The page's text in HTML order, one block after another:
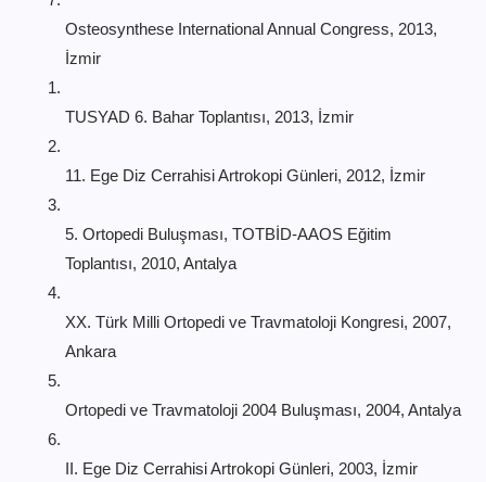
Osteosynthese International Annual Congress, 2013,
İzmir
TUSYAD 6. Bahar Toplantısı, 2013, İzmir
11. Ege Diz Cerrahisi Artrokopi Günleri, 2012, İzmir
5. Ortopedi Buluşması, TOTBİD-AAOS Eğitim
Toplantısı, 2010, Antalya
XX. Türk Milli Ortopedi ve Travmatoloji Kongresi, 2007,
Ankara
Ortopedi ve Travmatoloji 2004 Buluşması, 2004, Antalya
II. Ege Diz Cerrahisi Artrokopi Günleri, 2003, İzmir